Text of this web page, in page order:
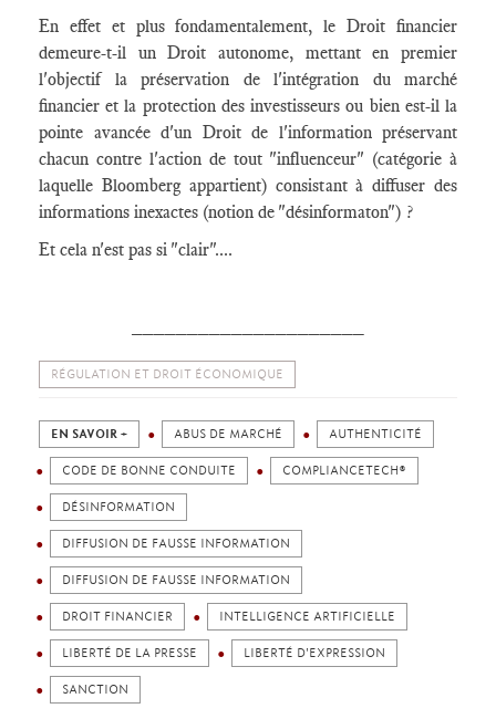
En effet et plus fondamentalement, le Droit financier
demeure-t-il un Droit autonome, mettant en premier
l'objectif la préservation de l'intégration du marché
financier et la protection des investisseurs ou bien est-il la
pointe avancée d'un Droit de l'information préservant
chacun contre l'action de tout "influenceur" (catégorie à
laquelle Bloomberg appartient) consistant à diffuser des
informations inexactes (notion de "désinformaton") ?
Et cela n'est pas si "clair"....
RÉGULATION ET DROIT ÉCONOMIQUE
EN SAVOIR + ABUS DE MARCHÉ AUTHENTICITÉ
CODE DE BONNE CONDUITE COMPLIANCETECH®
DÉSINFORMATION
DIFFUSION DE FAUSSE INFORMATION
DIFFUSION DE FAUSSE INFORMATION
DROIT FINANCIER INTELLIGENCE ARTIFICIELLE
LIBERTÉ DE LA PRESSE LIBERTÉ D'EXPRESSION
SANCTION